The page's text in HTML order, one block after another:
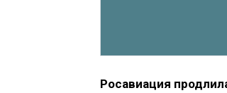
Росавиация